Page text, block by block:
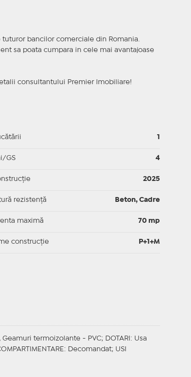
bancilor comerciale din Romania.
sa poata cumpara in cele mai avantajoase
consultantului Premier Imobiliare!
GS 4
2025
rezistență Beton, Cadre
maximă 70 mp
construcție P+1+M
Geamuri termoizolante - PVC; DOTARI : Usa
: Decomandat; USI